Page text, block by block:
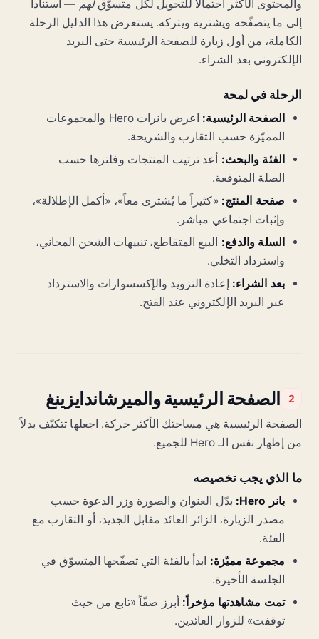
نُشر للتو
تحديث الأمن
300+ قراءة
تحليل VR
رائج
إطلاق SpaceX
والمحتوى الأكثر احتمالاً للتحويل لكل متسوّقلهم — استناداً
إلى ما يتصفّحه ويشتريه ويتركه. يستعرض هذا الدليل الرحلة
الكاملة، من أول زيارة للصفحة الرئيسية حتى البريد
الإلكتروني بعد الشراء.
الرحلة في لمحة
الصفحة الرئيسية:
اعرض بانرات Hero والمجموعات
المميّزة حسب التقارب والشريحة.
الفئة والبحث: أعد ترتيب المنتجات وفلترها حسب
الصلة المتوقعة.
صفحة المنتج: «كثيراً ما يُشترى معاً»، «أكمل الإطلالة»،
وإثبات اجتماعي مباشر.
السلة والدفع: البيع المتقاطع، تنبيهات الشحن المجاني،
واسترداد التخلي.
بعد الشراء: إعادة التزويد والإكسسوارات والاسترداد
عبر البريد الإلكتروني عند الفتح.
2 الصفحة الرئيسية والميرشاندايزينغ
الصفحة الرئيسية هي مساحتك الأكثر حركة. اجعلها تتكيّف بدلاً
من إظهار نفس الـ Hero للجميع.
ما الذي يجب تخصيصه
بانر Hero:
بدّل العنوان والصورة وزر الدعوة حسب
مصدر الزيارة، الزائر العائد مقابل الجديد، أو التقارب مع
الفئة.
مجموعة مميّزة: ابدأ بالفئة التي تصفّحها المتسوّق في
الجلسة الأخيرة.
تمت مشاهدتها مؤخراً: أبرز صفّاً «تابع من حيث
توقفت» للزوار العائدين.